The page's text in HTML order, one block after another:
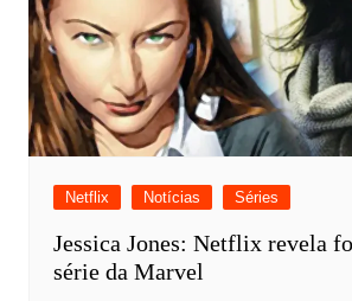
Netflix Notícias Séries
Jessica Jones: Netflix revela
série da Marvel